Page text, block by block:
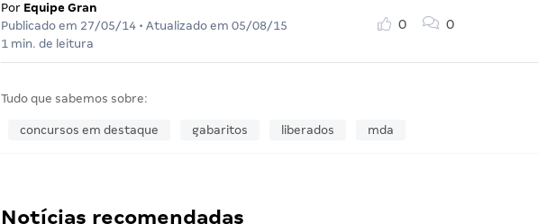
Por Equipe Gran
Publicado em 27/05/14• Atualizado em 05/08/15
1 min. de leitura
0 0
Tudo que sabemos sobre:
concursos em destaque gabaritos liberados mda
Notícias recomendadas